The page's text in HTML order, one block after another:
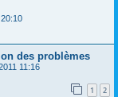
des problèmes
11:16
1 2